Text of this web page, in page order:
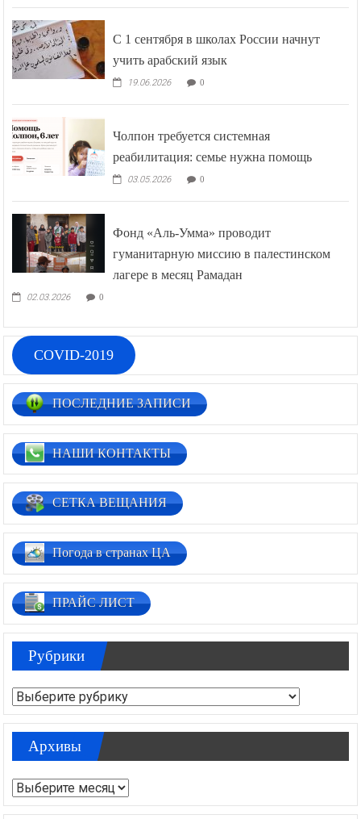
С 1 сентября в школах России начнут
учить арабский язык
19.06.2026 0
Чолпон требуется системная
реабилитация: семье нужна помощь
03.05.2026 0
Фонд «Аль-Умма» проводит
гуманитарную миссию в палестинском
лагере в месяц Рамадан
02.03.2026 0
COVID-2019
ПОСЛЕДНИЕ ЗАПИСИ
НАШИ КОНТАКТЫ
СЕТКА ВЕЩАНИЯ
Погода в странах ЦА
ПРАЙС ЛИСТ
Рубрики
Рубрики
Архивы
Архивы